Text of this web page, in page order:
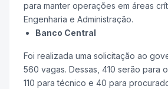
para manter operações em áreas
Engenharia e Administração.
Banco Central
Foi realizada uma solicitação ao
560 vagas. Dessas, 410 serão para
110 para técnico e 40 para